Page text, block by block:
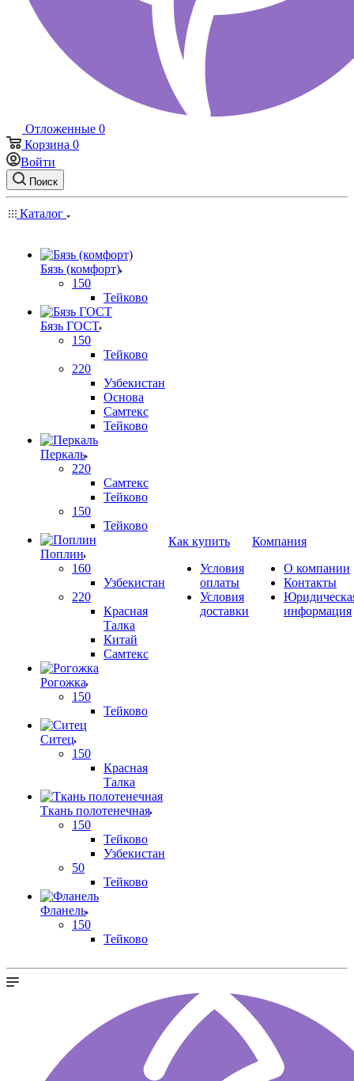
Отложенные 0
Корзина 0
Войти
Поиск
Каталог
Бязь (комфорт)
150
Тейково
Бязь ГОСТ
150
Тейково
220
Узбекистан
Основа
Самтекс
Тейково
Перкаль
220
Самтекс
Тейково
150
Тейково
Поплин
160
Узбекистан
220
Красная
Талка
Китай
Самтекс
Рогожка
150
Тейково
Ситец
150
Красная
Талка
Ткань полотенечная
150
Тейково
Узбекистан
50
Тейково
Фланель
150
Тейково
Как купить
Условия
оплаты
Условия
доставки
Компания
О компании
Контакты
информация